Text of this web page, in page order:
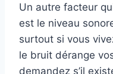
Un autre facteur
est le niveau
surtout si vous
le bruit dérange
demandez s’il